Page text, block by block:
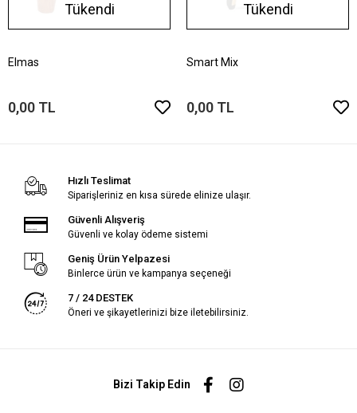
Tükendi
Elmas
0,00 TL
Tükendi
Smart Mix
0,00 TL
Hızlı Teslimat
Siparişleriniz en kısa sürede elinize ulaşır.
Güvenli Alışveriş
Güvenli ve kolay ödeme sistemi
Geniş Ürün Yelpazesi
Binlerce ürün ve kampanya seçeneği
7 / 24 DESTEK
Öneri ve şikayetlerinizi bize iletebilirsiniz.
Bizi Takip Edin